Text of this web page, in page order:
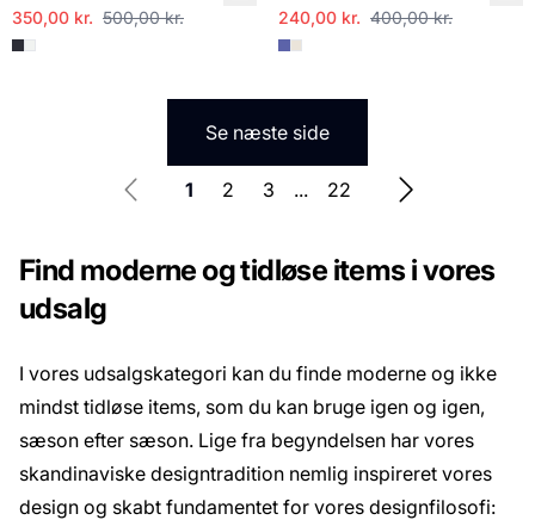
350,00 kr. 500,00 kr.
240,00 kr. 400,00 kr.
Se næste side
1 2 3 ... 22
Find moderne og tidløse items i vores
udsalg
I vores udsalgskategori kan du finde moderne og ikke
mindst tidløse items, som du kan bruge igen og igen,
sæson efter sæson. Lige fra begyndelsen har vores
skandinaviske designtradition nemlig inspireret vores
design og skabt fundamentet for vores designfilosofi: